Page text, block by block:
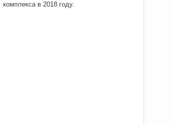
комплекса в 2018 году.